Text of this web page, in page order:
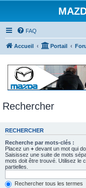
FAQ
Accueil Portail
Rechercher
RECHERCHER
Recherche par mots-clés :
Placez un + devant un mot qui
Saisissez une suite de mots
mots doit être trouvé. Utilisez le
partielles.
Rechercher tous les termes